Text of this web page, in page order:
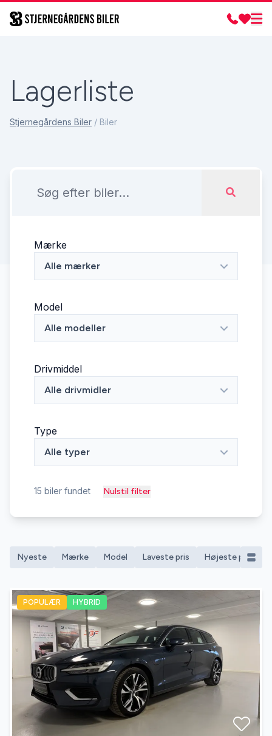
Lagerliste
Stjernegårdens Biler / Biler
Mærke
Alle mærker
Model
Alle modeller
Drivmiddel
Alle drivmidler
Type
Alle typer
15 biler fundet Nulstil filter
Nyeste Mærke Model Laveste pris Højeste pris
POPULÆR HYBRID